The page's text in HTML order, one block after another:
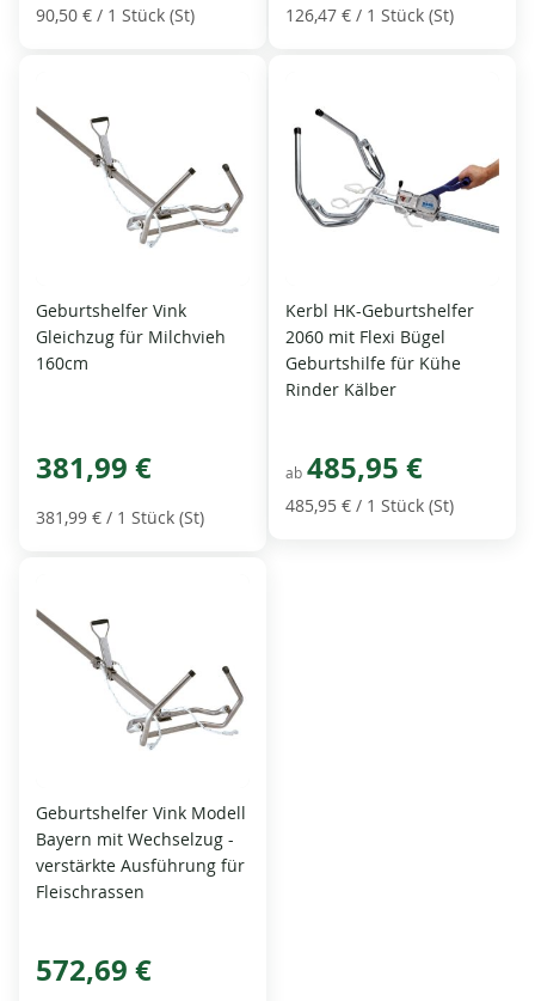
90,50 € / 1 Stück (St) 126,47 € / 1 Stück (St)
Geburtshelfer Vink
Gleichzug für Milchvieh
160cm
381,99 €
381,99 € / 1 Stück (St)
Kerbl HK-Geburtshelfer
2060 mit Flexi Bügel
Geburtshilfe für Kühe
Rinder Kälber
ab 485,95 €
485,95 € / 1 Stück (St)
Geburtshelfer Vink Modell
Bayern mit Wechselzug -
verstärkte Ausführung für
Fleischrassen
572,69 €